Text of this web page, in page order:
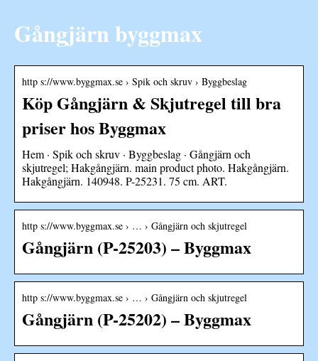
Gångjärn byggmax
http s://www.byggmax.se › Spik och skruv › Byggbeslag
Köp Gångjärn & Skjutregel till bra
priser hos Byggmax
Hem · Spik och skruv · Byggbeslag · Gångjärn och
skjutregel; Hakgångjärn. main product photo. Hakgångjärn.
Hakgångjärn. 140948. P-25231. 75 cm. ART.
http s://www.byggmax.se › … › Gångjärn och skjutregel
Gångjärn (P-25203) – Byggmax
http s://www.byggmax.se › … › Gångjärn och skjutregel
Gångjärn (P-25202) – Byggmax